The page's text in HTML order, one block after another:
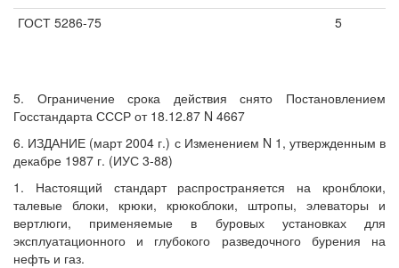
ГОСТ 5286-75 5
5. Ограничение срока действия снято Постановлением
Госстандарта СССР от 18.12.87 N 4667
6. ИЗДАНИЕ (март 2004 г.) с Изменением N 1, утвержденным в
декабре 1987 г. (ИУС 3-88)
1. Настоящий стандарт распространяется на кронблоки,
талевые блоки, крюки, крюкоблоки, штропы, элеваторы и
вертлюги, применяемые в буровых установках для
эксплуатационного и глубокого разведочного бурения на
нефть и газ.